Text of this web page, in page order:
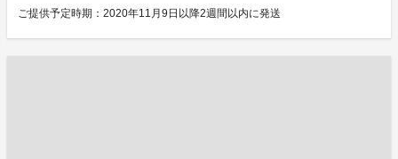
ご提供予定時期：2020年11月9日以降2週間以内に発送